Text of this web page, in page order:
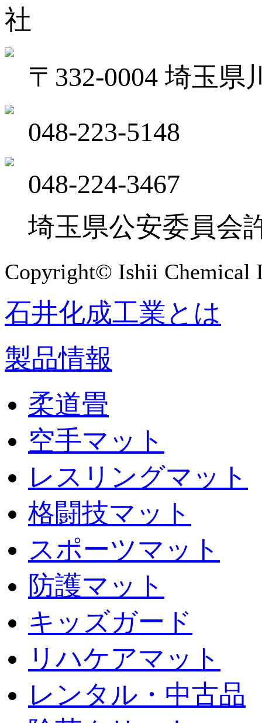
〒332-0004 埼玉県
048-223-5148
048-224-3467
埼玉県公安委員会
Copyright© Ishii Chemical
石井化成工業とは
製品情報
柔道畳
空手マット
レスリングマット
格闘技マット
スポーツマット
防護マット
キッズガード
リハケアマット
レンタル・中古品